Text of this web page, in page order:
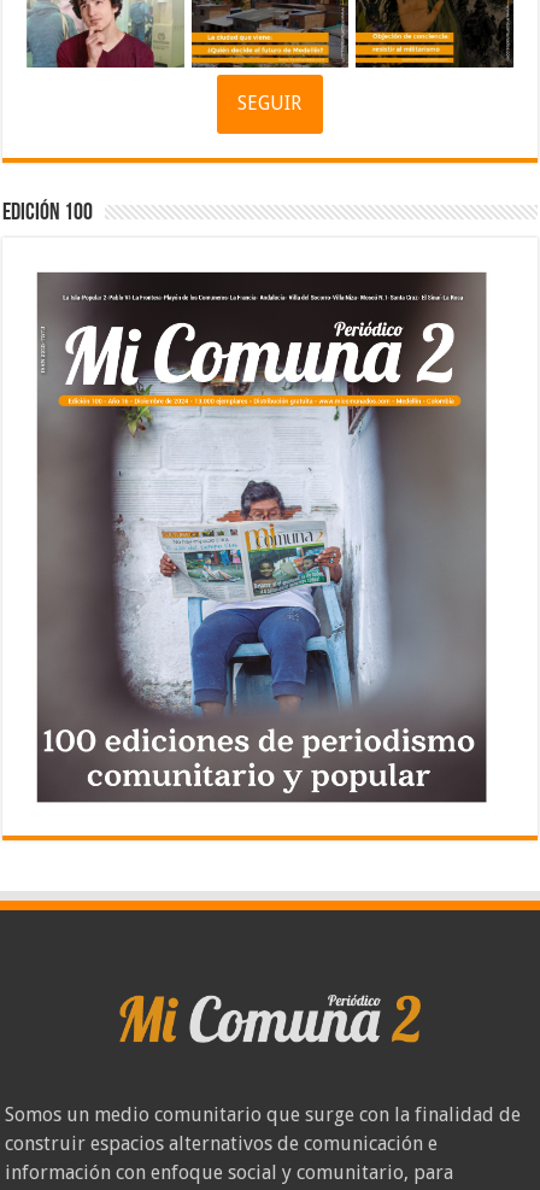
SEGUIR
Edición 100
Somos un medio comunitario que surge con la finalidad de
construir espacios alternativos de comunicación e
información con enfoque social y comunitario, para